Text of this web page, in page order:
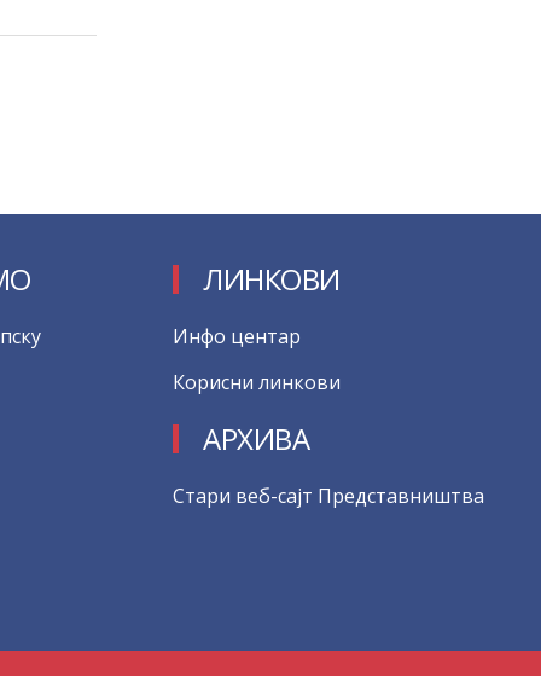
ЛИНКОВИ
Инфо центар
Корисни линкови
АРХИВА
Стари веб-сајт Представништва